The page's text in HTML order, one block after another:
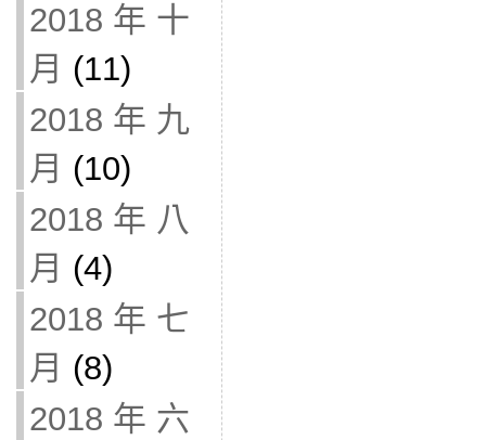
2018 年 十
月 (11)
2018 年 九
月 (10)
2018 年 八
月 (4)
2018 年 七
月 (8)
2018 年 六